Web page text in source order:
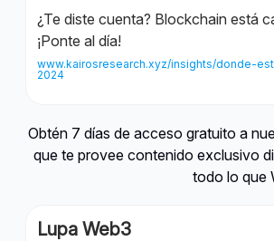
¿Te diste cuenta? Blockchain está
¡Ponte al día!
www.kairosresearch.xyz/insights/donde-
2024
Obtén 7 días de acceso gratuito a
que te provee contenido exclusivo
todo lo que
Lupa Web3